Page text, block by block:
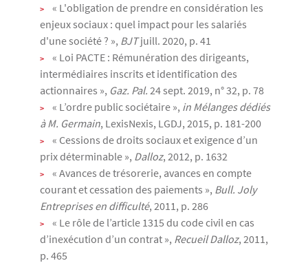
« L'obligation de prendre en considération les
enjeux sociaux : quel impact pour les salariés
d'une société ? », BJTjuill. 2020, p. 41
« Loi PACTE : Rémunération des dirigeants,
intermédiaires inscrits et identification des
actionnaires », Gaz. Pal. 24 sept. 2019, n° 32, p. 78
« L’ordre public sociétaire », in Mélanges dédiés
à M. Germain, LexisNexis, LGDJ, 2015, p. 181-200
« Cessions de droits sociaux et exigence d’un
prix déterminable », Dalloz, 2012, p. 1632
« Avances de trésorerie, avances en compte
courant et cessation des paiements », Bull. Joly
Entreprises en difficulté, 2011, p. 286
« Le rôle de l’article 1315 du code civil en cas
d’inexécution d’un contrat », Recueil Dalloz, 2011,
p. 465